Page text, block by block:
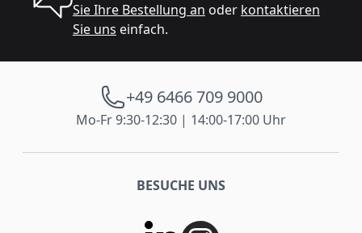
Sie Ihre Bestellung an oder kontaktieren
Sie uns einfach.
+49 6466 709 9000
Mo-Fr 9:30-12:30 | 14:00-17:00 Uhr
BESUCHE UNS